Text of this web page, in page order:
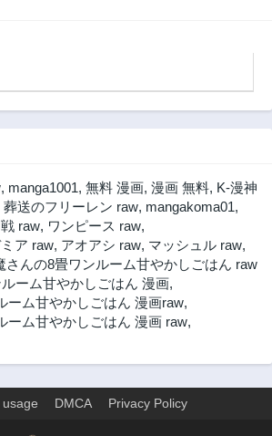
, manga1001, 無料 漫画, 漫画 無料, K-漫神
葬送のフリーレン raw, mangakoma01,
raw, ワンピース raw,
ア raw, アオアシ raw, マッシュル raw,
さんの8畳ワンルーム甘やかしごはん raw
ーム甘やかしごはん 漫画,
ーム甘やかしごはん 漫画raw,
ーム甘やかしごはん 漫画 raw,
DMCA Privacy Policy